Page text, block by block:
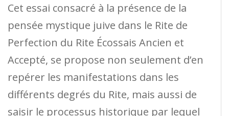
Cet essai consacré à la présence de la
pensée mystique juive dans le Rite de
Perfection du Rite Écossais Ancien et
Accepté, se propose non seulement d’en
repérer les manifestations dans les
différents degrés du Rite, mais aussi de
saisir le processus historique par lequel